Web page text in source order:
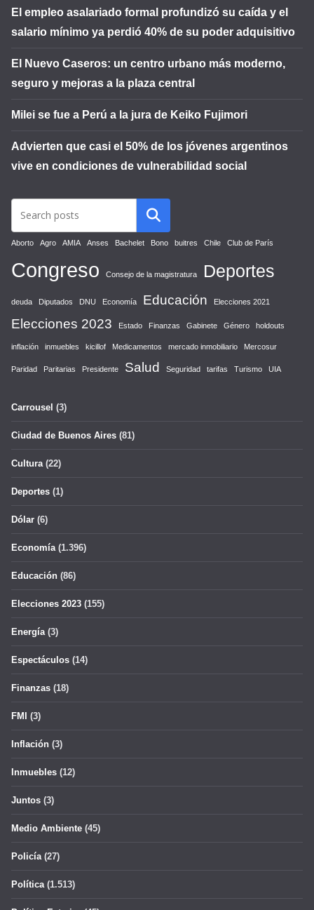
El empleo asalariado formal profundizó su caída y el
salario mínimo ya perdió 40% de su poder adquisitivo
El Nuevo Caseros: un centro urbano más moderno,
seguro y mejoras a la plaza central
Milei se fue a Perú a la jura de Keiko Fujimori
Advierten que casi el 50% de los jóvenes argentinos
vive en condiciones de vulnerabilidad social
Aborto Agro AMIA Anses Bachelet Bono buitres Chile Club de París
Congreso Consejo de la magistratura Deportes
deuda Diputados DNU Economía Educación Elecciones 2021
Elecciones 2023 Estado Finanzas Gabinete Género holdouts
inflación inmuebles kicillof Medicamentos mercado inmobiliario Mercosur
Paridad Paritarias Presidente Salud Seguridad tarifas Turismo UIA
Carrousel (3)
Ciudad de Buenos Aires (81)
Cultura(22)
Deportes (1)
Dólar (6)
Economía(1.396)
Educación (86)
Elecciones 2023 (155)
Energía(3)
Espectáculos (14)
Finanzas (18)
FMI (3)
Inflación (3)
Inmuebles (12)
Juntos (3)
Medio Ambiente (45)
Policía(27)
Política(1.513)